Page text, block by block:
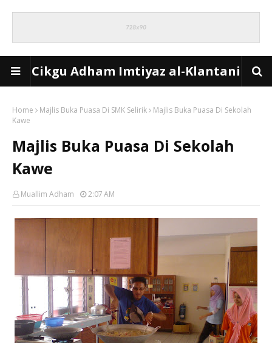
Cikgu Adham Imtiyaz al-Klantani
Home Majlis Buka Puasa Di SMK Selirik
Majlis Buka Puasa Di Sekolah
Kawe
Majlis Buka Puasa Di Sekolah
Kawe
Muallim Adham 2:07 AM